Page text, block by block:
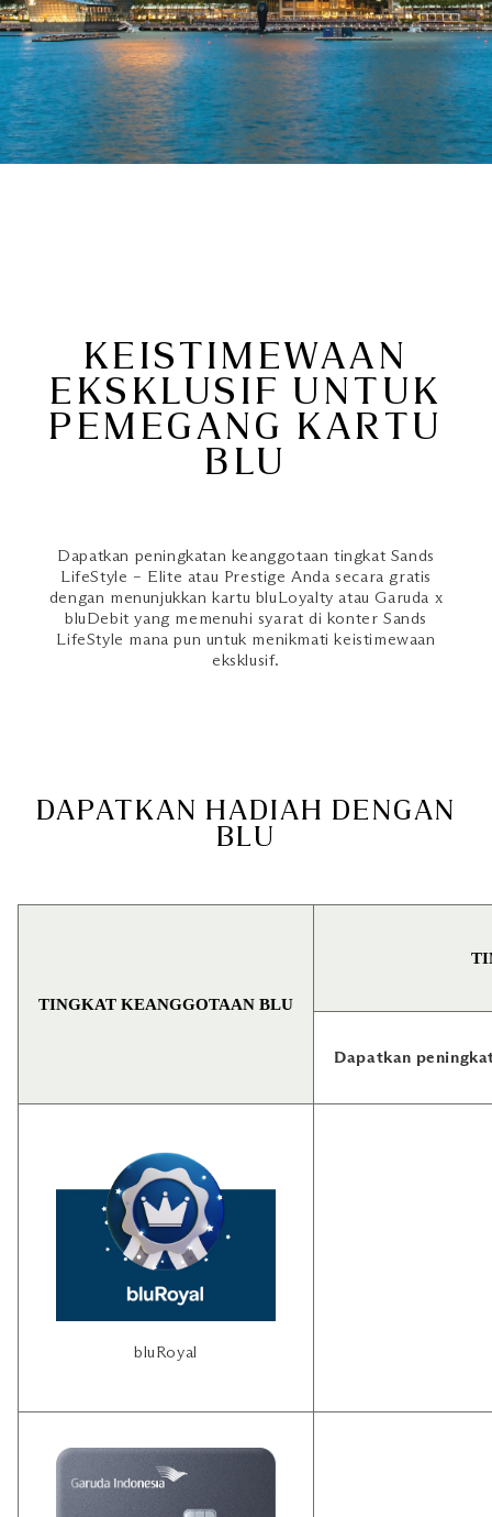
KEISTIMEWAAN
EKSKLUSIF UNTUK
PEMEGANG KARTU
BLU
Dapatkan peningkatan keanggotaan tingkat Sands
LifeStyle – Elite atau Prestige Anda secara gratis
dengan menunjukkan kartu bluLoyalty atau Garuda x
bluDebit yang memenuhi syarat di konter Sands
LifeStyle mana pun untuk menikmati keistimewaan
eksklusif.
DAPATKAN HADIAH DENGAN
BLU
TINGKAT KEANGGOTAAN BLU
Dapatkan
bluRoyal